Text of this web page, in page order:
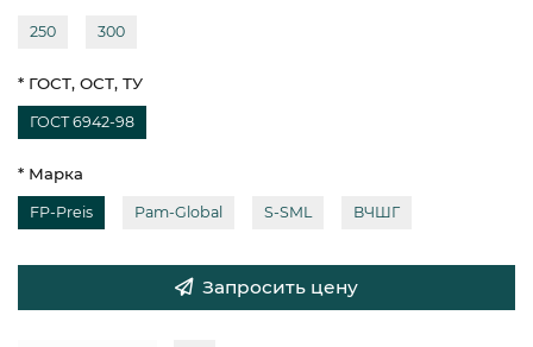
250 300
* ГОСТ, ОСТ, ТУ
ГОСТ 6942-98
* Марка
FP-Preis Pam-Global S-SML ВЧШГ
Запросить цену